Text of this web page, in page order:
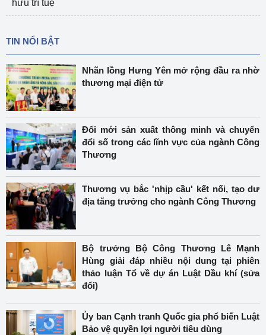
hữu trí tuệ
TIN NỔI BẬT
Nhãn lồng Hưng Yên mở rộng đầu ra nhờ
thương mại điện tử
Đổi mới sản xuất thông minh và chuyển
đổi số trong các lĩnh vực của ngành Công
Thương
Thương vụ bắc 'nhịp cầu' kết nối, tạo dư
địa tăng trưởng cho ngành Công Thương
Bộ trưởng Bộ Công Thương Lê Mạnh
Hùng giải đáp nhiều nội dung tại phiên
thảo luận Tổ về dự án Luật Dầu khí (sửa
đổi)
Ủy ban Cạnh tranh Quốc gia phổ biến Luật
Bảo vệ quyền lợi người tiêu dùng